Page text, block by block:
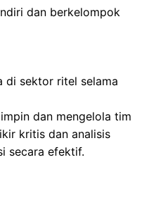
dan berkelompok
di sektor ritel selama
dan mengelola tim
kritis dan analisis
secara efektif.